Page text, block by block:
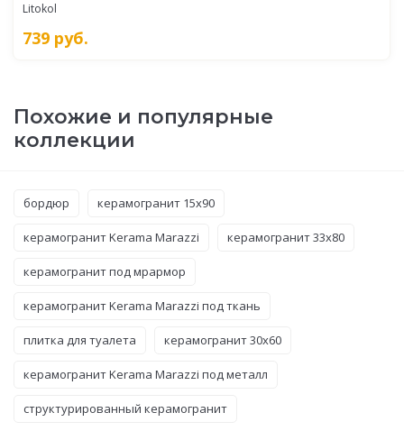
Litokol
739 руб.
Похожие и популярные
коллекции
бордюр керамогранит 15x90
керамогранит Kerama Marazzi керамогранит 33x80
керамогранит под мрармор
керамогранит Kerama Marazzi под ткань
плитка для туалета керамогранит 30x60
керамогранит Kerama Marazzi под металл
структурированный керамогранит